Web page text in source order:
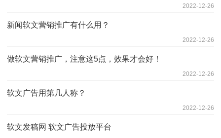
2022-12-26
新闻软文营销推广有什么用？
2022-12-26
做软文营销推广，注意这5点，效果才会好！
2022-12-26
软文广告用第几人称？
2022-12-26
软文发稿网 软文广告投放平台